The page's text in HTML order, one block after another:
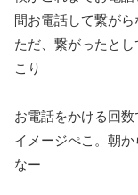
間お電話して繋がら
ただ、繋がったと
こり
お電話をかける回
イメージぺこ。朝
なー